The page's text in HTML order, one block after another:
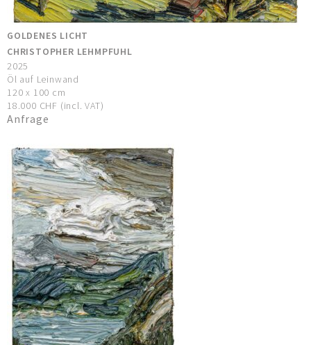
GOLDENES LICHT
CHRISTOPHER LEHMPFUHL
2025
Öl auf Leinwand
120 x 100 cm
18.000 CHF (incl. VAT)
Anfrage